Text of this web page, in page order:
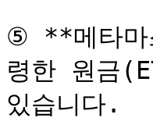
⑤ **메타
령한 원금
있습니다.